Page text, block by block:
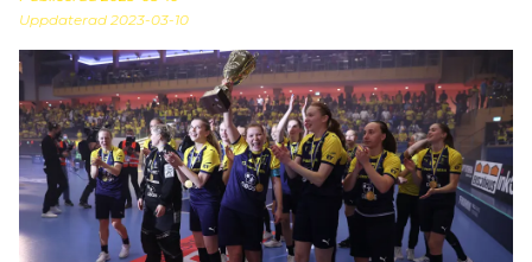
Uppdaterad 2023-03-10